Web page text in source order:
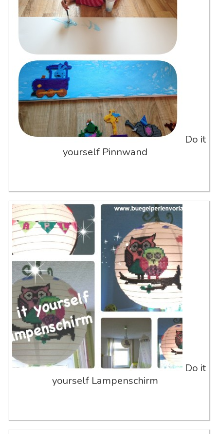
Do it
yourself Pinnwand
Do it
yourself Lampenschirm